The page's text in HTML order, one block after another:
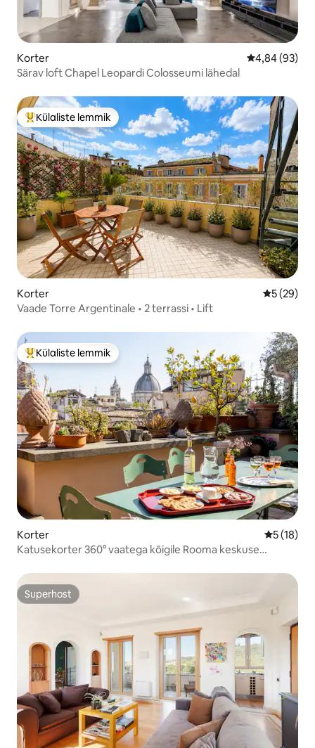
Korter Keskmine
4,84 (93)
Särav loft Chapel Leopardi Colosseumi lähedal
Külaliste suur lemmik
Külaliste lemmik
Korter Keskmine
5 (29)
Vaade Torre Argentinale • 2 terrassi • Lift
Külaliste suur lemmik
Külaliste lemmik
Korter Keskmine
5 (18)
Katusekorter 360° vaatega kõigile Rooma keskuse
Superhost
Superhost